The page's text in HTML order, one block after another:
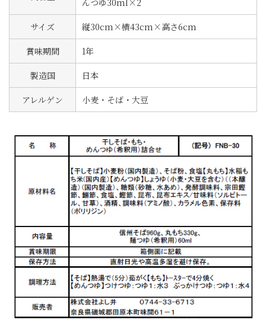
サイズ 縦30cm×横43cm×高さ6cm
賞味期間 1年
製造国 日本
アレルゲン 小麦・そば・大豆